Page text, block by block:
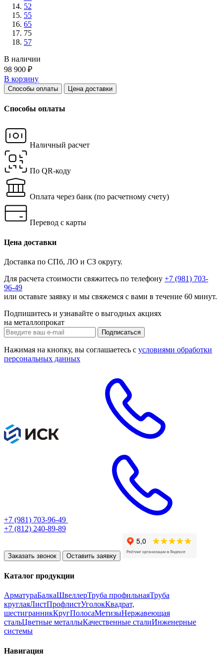
52
55
65
75
57
В наличии
98 900 ₽
В корзину
Способы оплаты Цена доставки
Способы оплаты
Наличный расчет
По QR-коду
Оплата через банк (по расчетному счету)
Перевод с карты
Цена доставки
Доставка по СПб, ЛО и СЗ округу.
Для расчета стоимости свяжитесь по телефону +7 (981) 703-
96-49
или оставьте заявку и мы свяжемся с вами в течение 60 минут.
Подпишитесь и узнавайте о выгодных акциях
на металлопрокат
Нажимая на кнопку, вы соглашаетесь с условиями обработки
персональных данных
+7 (981) 703-96-49
+7 (812) 240-89-89
Заказать звонок Оставить заявку
Каталог продукции
АрматураБалкаШвеллерТруба профильнаяТруба
круглаяЛистПрофлистУголокКвадрат,
шестигранникКругПолосаМетизыНержавеющая
стальЦветные металлыКачественные сталиИнженерные
системы
Навигация